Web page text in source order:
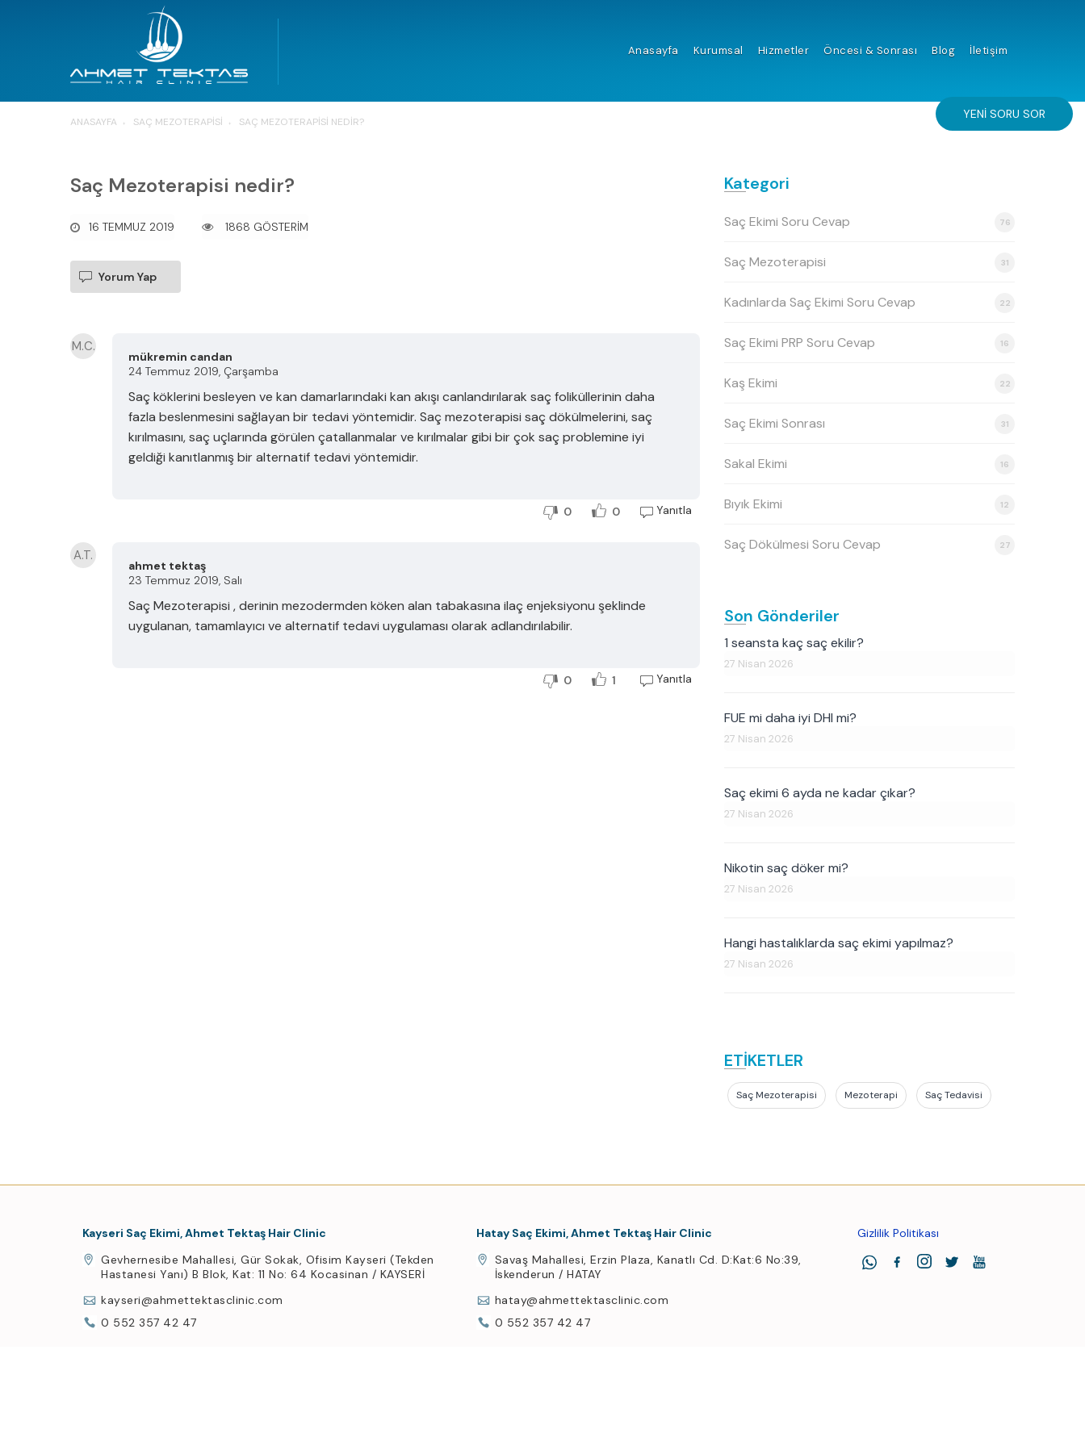
Anasayfa Kurumsal Hizmetler Öncesi & Sonrası Blog İletişim
ANASAYFA SAÇ MEZOTERAPISI SAÇ MEZOTERAPISI NEDIR?
Saç Mezoterapisi nedir?
16 TEMMUZ 2019 1868 GÖSTERİM
Yorum Yap
M.C.
mükremin candan
24 Temmuz 2019, Çarşamba
Saç köklerini besleyen ve kan damarlarındaki kan akışı canlandırılarak saç foliküllerinin daha
fazla beslenmesini sağlayan bir tedavi yöntemidir. Saç mezoterapisi saç dökülmelerini, saç
kırılmasını, saç uçlarında görülen çatallanmalar ve kırılmalar gibi bir çok saç problemine iyi
geldiği kanıtlanmış bir alternatif tedavi yöntemidir.
0 0 Yanıtla
A.T.
ahmet tektaş
23 Temmuz 2019, Salı
Saç Mezoterapisi , derinin mezodermden köken alan tabakasına ilaç enjeksiyonu şeklinde
uygulanan, tamamlayıcı ve alternatif tedavi uygulaması olarak adlandırılabilir.
0 1 Yanıtla
Kategori
Saç Ekimi Soru Cevap 76
Saç Mezoterapisi 31
Kadınlarda Saç Ekimi Soru Cevap 22
Saç Ekimi PRP Soru Cevap 16
Kaş Ekimi 22
Saç Ekimi Sonrası 31
Sakal Ekimi 16
Bıyık Ekimi 12
Saç Dökülmesi Soru Cevap 27
Son Gönderiler
1 seansta kaç saç ekilir?
27 Nisan 2026
FUE mi daha iyi DHI mi?
27 Nisan 2026
Saç ekimi 6 ayda ne kadar çıkar?
27 Nisan 2026
Nikotin saç döker mi?
27 Nisan 2026
Hangi hastalıklarda saç ekimi yapılmaz?
27 Nisan 2026
ETİKETLER
Saç Mezoterapisi Mezoterapi Saç Tedavisi
Kayseri Saç Ekimi, Ahmet Tektaş Hair Clinic
Gevhernesibe Mahallesi, Gür Sokak, Ofisim Kayseri (Tekden
Hastanesi Yanı) B Blok, Kat: 11 No: 64 Kocasinan / KAYSERİ
kayseri@ahmettektasclinic.com
0 552 357 42 47
Hatay Saç Ekimi, Ahmet Tektaş Hair Clinic
Savaş Mahallesi, Erzin Plaza, Kanatlı Cd. D:Kat:6 No:39,
İskenderun / HATAY
hatay@ahmettektasclinic.com
0 552 357 42 47
Gizlilik Politikası
YENI SORU SOR